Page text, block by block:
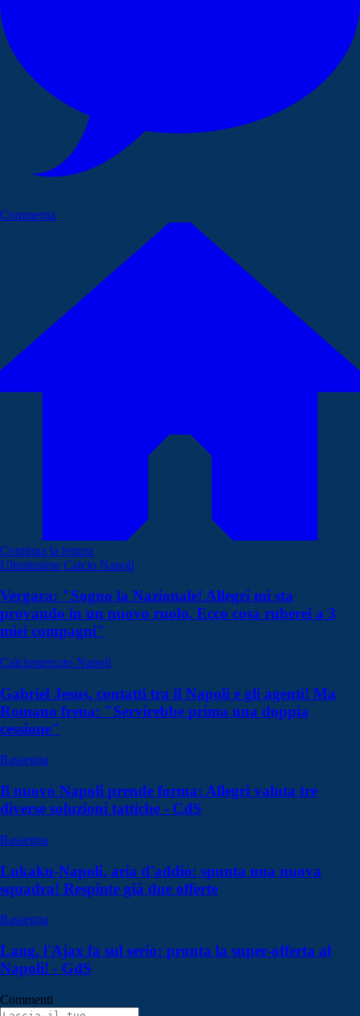
Commenta
Continua la lettura
Ultimissime Calcio Napoli
Vergara: "Sogno la Nazionale! Allegri mi sta
provando in un nuovo ruolo. Ecco cosa ruberei a 3
miei compagni"
Calciomercato Napoli
Gabriel Jesus, contatti tra il Napoli e gli agenti! Ma
Romano frena: "Servirebbe prima una doppia
cessione"
Rassegna
Il nuovo Napoli prende forma: Allegri valuta tre
diverse soluzioni tattiche - CdS
Rassegna
Lukaku-Napoli, aria d'addio: spunta una nuova
squadra! Respinte già due offerte
Rassegna
Lang, l'Ajax fa sul serio: pronta la super-offerta al
Napoli! - GdS
Commenti